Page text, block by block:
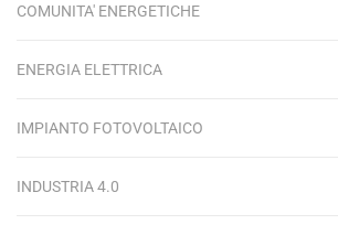
COMUNITA' ENERGETICHE
ENERGIA ELETTRICA
IMPIANTO FOTOVOLTAICO
INDUSTRIA 4.0